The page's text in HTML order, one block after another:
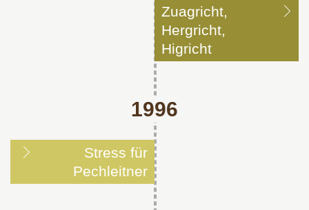
Zuagricht,
Hergricht,
Higricht
1996
Stress für
Pechleitner